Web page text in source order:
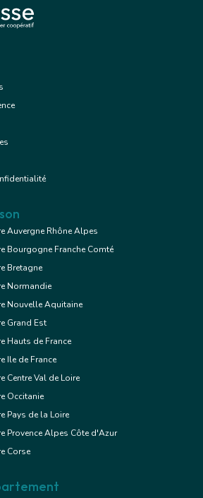
Auvergne Rhône Alpes
Bourgogne Franche Comté
Bretagne
Normandie
Nouvelle Aquitaine
Grand Est
Hauts de France
Ile de France
Centre Val de Loire
Occitanie
Pays de la Loire
Provence Alpes Côte d'Azur
Corse